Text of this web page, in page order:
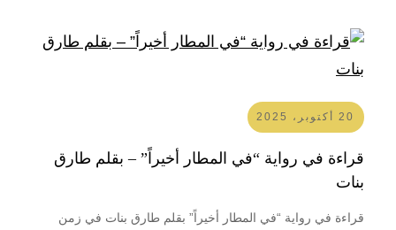
20 أكتوبر، 2025
قراءة في رواية “في المطار أخيراً” – بقلم طارق
بنات
قراءة في رواية “في المطار أخيراً” بقلم طارق بنات في زمن